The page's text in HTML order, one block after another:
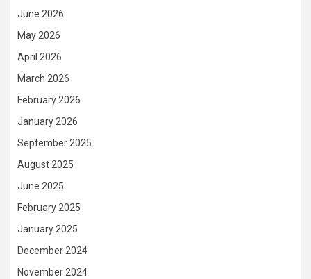
June 2026
May 2026
April 2026
March 2026
February 2026
January 2026
September 2025
August 2025
June 2025
February 2025
January 2025
December 2024
November 2024